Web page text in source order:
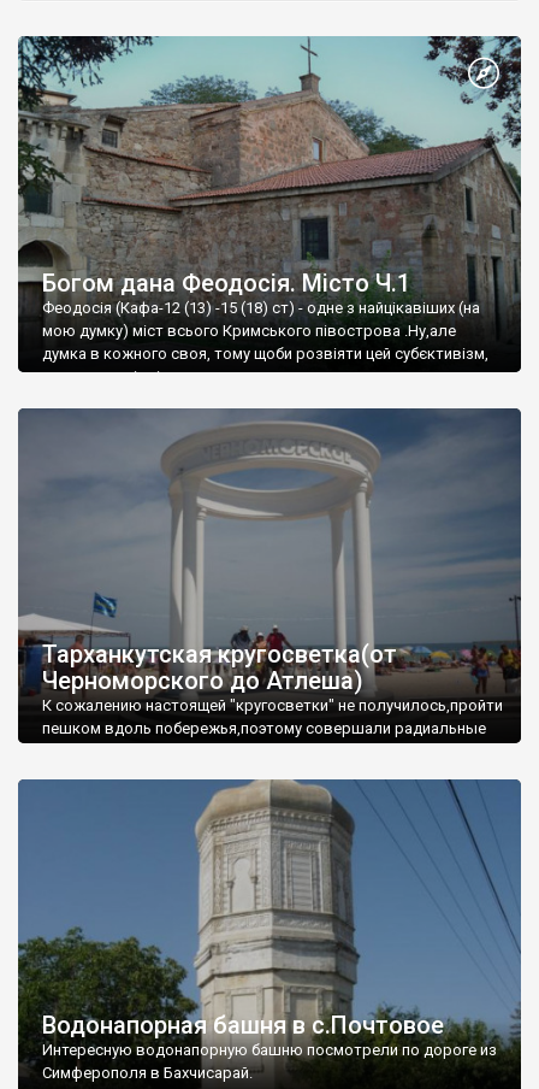
Богом дана Феодосія. Місто Ч.1
Феодосія (Кафа-12 (13) -15 (18) ст) - одне з найцікавіших (на
мою думку) міст всього Кримського півострова .Ну,але
думка в кожного своя, тому щоби розвіяти цей субєктивізм,
запрошую відвідати це
Тарханкутская кругосветка(от
Черноморского до Атлеша)
К сожалению настоящей "кругосветки" не получилось,пройти
пешком вдоль побережья,поэтому совершали радиальные
Водонапорная башня в с.Почтовое
Интересную водонапорную башню посмотрели по дороге из
Симферополя в Бахчисарай.